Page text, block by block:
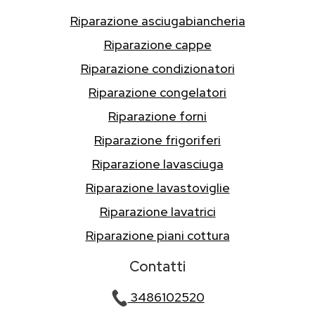
Riparazione asciugabiancheria
Riparazione cappe
Riparazione condizionatori
Riparazione congelatori
Riparazione forni
Riparazione frigoriferi
Riparazione lavasciuga
Riparazione lavastoviglie
Riparazione lavatrici
Riparazione piani cottura
Contatti
3486102520